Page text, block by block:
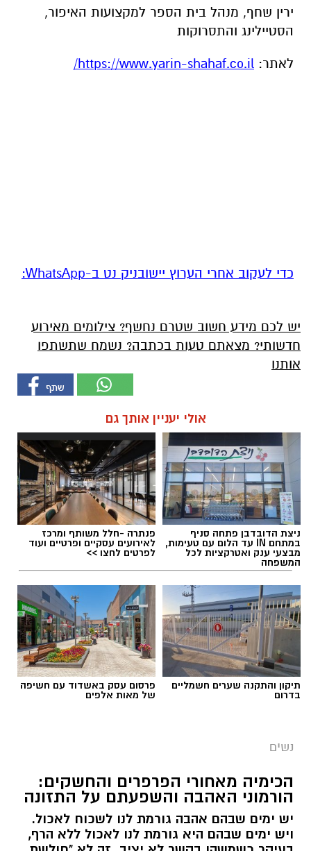
ירין שחף, מנהל בית הספר למקצועות האיפור,
הסטיילינג והתסרוקות
לאתר: https://www.yarin-shahaf.co.il/
‏כדי לעקוב אחרי הערוץ יישובניק נט ב-WhatsApp:‏‏‏
יש לכם מידע חשוב שטרם נחשף? צילומים מאירוע
חדשותי? מצאתם טעות בכתבה? נשמח שתשתפו
אותנו
אולי יעניין אותך גם
ניצת הדובדבן פתחה סניף
במתחם IN עד הלום עם טעימות,
מבצעי ענק ואטרקציות לכל
המשפחה
פנתרה -חלל משותף ומרכז
לאירועים עסקיים ופרטיים ועוד
לפרטים לחצו >>
תיקון והתקנה שערים חשמליים
בדרום
פרסום עסק באשדוד עם חשיפה
של מאות אלפים
נשים
הכימיה מאחורי הפרפרים והחשקים:
הורמוני האהבה והשפעתם על התזונה
יש ימים שבהם אהבה גורמת לנו לשכוח לאכול.
ויש ימים שבהם היא גורמת לנו לאכול ללא הרף,